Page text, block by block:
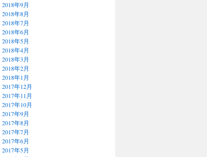
2018年9月
2018年8月
2018年7月
2018年6月
2018年5月
2018年4月
2018年3月
2018年2月
2018年1月
2017年12月
2017年11月
2017年10月
2017年9月
2017年8月
2017年7月
2017年6月
2017年5月